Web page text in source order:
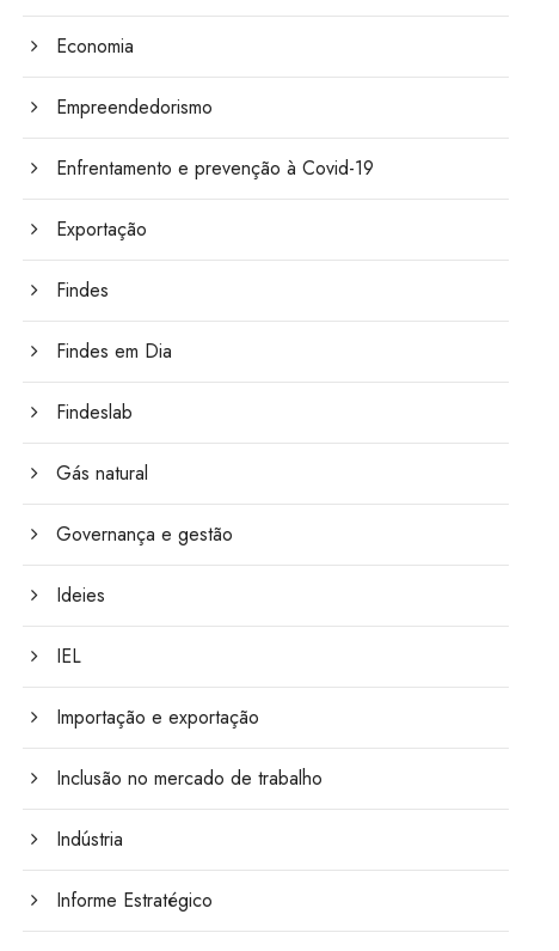
Economia
Empreendedorismo
Enfrentamento e prevenção à Covid-19
Exportação
Findes
Findes em Dia
Findeslab
Gás natural
Governança e gestão
Ideies
IEL
Importação e exportação
Inclusão no mercado de trabalho
Indústria
Informe Estratégico